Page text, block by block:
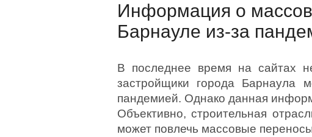
Информация о
Барнауле из-за
В последнее время на сайтах
застройщики города Барнаула
пандемией. Однако данная
Объективно, строительная
может повлечь массовые